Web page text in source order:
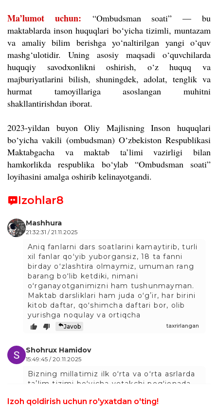
Ma’lumot uchun:
“Ombudsman soati” — bu
maktablarda inson huquqlari bo‘yicha tizimli, muntazam
va amaliy bilim berishga yo‘naltirilgan yangi o‘quv
mashg‘ulotidir. Uning asosiy maqsadi o‘quvchilarda
huquqiy savodxonlikni oshirish, o‘z huquq va
majburiyatlarini bilish, shuningdek, adolat, tenglik va
hurmat tamoyillariga asoslangan muhitni
shakllantirishdan iborat.
2023-yildan buyon Oliy Majlisning Inson huquqlari
bo‘yicha vakili (ombudsman) O‘zbekiston Respublikasi
Maktabgacha va maktab ta’limi vazirligi bilan
hamkorlikda respublika bo‘ylab “Ombudsman soati”
loyihasini amalga oshirib kelinayotgandi.
Izohlar8
Mashhura
21:32:31 / 21.11.2025
Aniq fanlarni dars soatlarini kamaytirib, turli
xil fanlar qoʻyib yuborgansiz, 18 ta fanni
birday oʻzlashtira olmaymiz, umuman rang
barang boʻlib ketdiki, nimani
oʻrganayotganimizni ham tushunmayman.
Maktab darsliklari ham juda oʻgʼir, har birini
kitob daftar, qoʻshimcha daftari bor, olib
yurishga noqulay va ortiqcha
taxrirlangan
Javob
Shohrux Hamidov
15:49:45 / 20.11.2025
Bizning millatimiz ilk oʻrta va oʻrta asrlarda
taʼlim tizimi boʻyicha yetakchi pogʻionada
tizimidan koʻra oʻsha davr taʼlim tizmini
Izoh qoldirish uchun ro'yxatdan o'ting!